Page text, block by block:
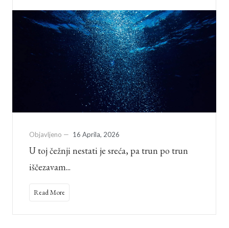
Objavljeno — 16 Aprila, 2026
U toj čežnji nestati je sreća, pa trun po trun
iščezavam...
Read More